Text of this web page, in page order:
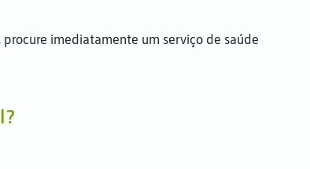
imediatamente um serviço de saúde